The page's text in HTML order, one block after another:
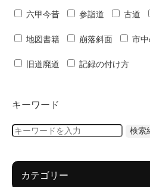
六甲今昔 参詣道 古道
地図書籍 崩落斜面 市
旧道廃道 記録の付け方
キーワード
カテゴリー